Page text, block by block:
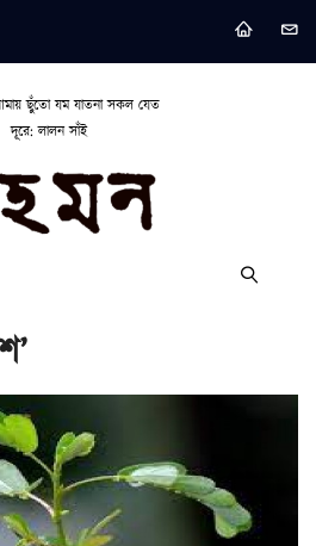
ছুঁতো যম যাতনা সকল যেত
দূরে: লালন সাঁই